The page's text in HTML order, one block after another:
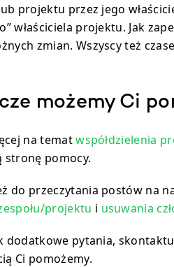
projektu przez jego
właściciela projektu. Jak
zmian. Wszyscy też
możemy Ci
na tematwspółdzielenia
stronę pomocy.
do przeczytania postów na
projektu i usuwania
dodatkowe pytania,
Ci pomożemy.